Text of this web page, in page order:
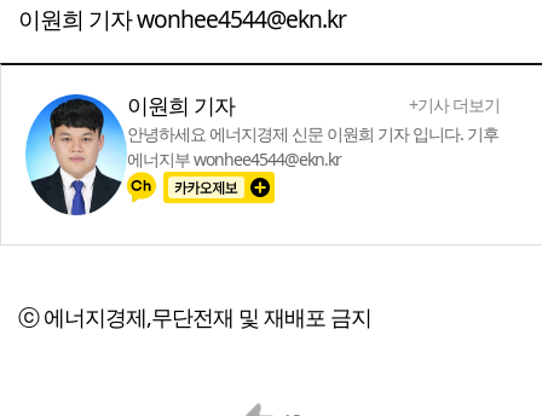
이원희 기자 wonhee4544@ekn.kr
이원희 기자
+기사 더보기
안녕하세요 에너지경제 신문 이원희 기자 입니다. 기후
에너지부 wonhee4544@ekn.kr
ⓒ 에너지경제,무단전재 및 재배포 금지